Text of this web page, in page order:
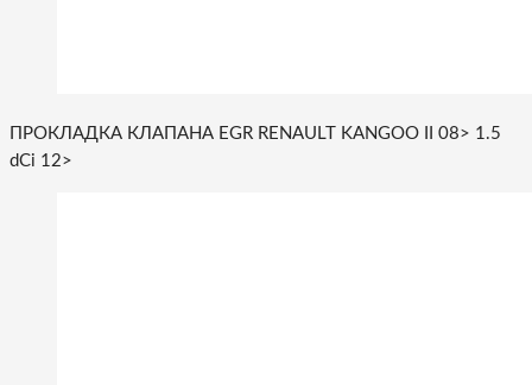
ПРОКЛАДКА КЛАПАНА EGR RENAULT KANGOO II 08> 1.5
dCi 12>